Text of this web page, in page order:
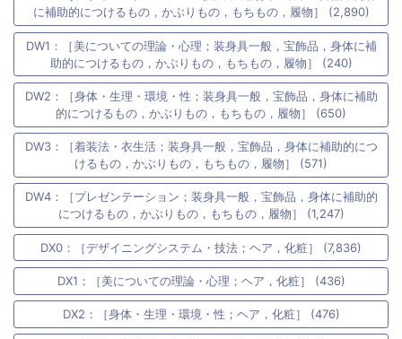
に補助的につけるもの，かぶりもの，もちもの，履物］ (2,890)
DW1：［美についての理論・心理；装身具一般，宝飾品，身体に補
助的につけるもの，かぶりもの，もちもの，履物］ (240)
DW2：［身体・生理・環境・性；装身具一般，宝飾品，身体に補助
的につけるもの，かぶりもの，もちもの，履物］ (650)
DW3：［着装法・衣生活；装身具一般，宝飾品，身体に補助的につ
けるもの，かぶりもの，もちもの，履物］ (571)
DW4：［プレゼンテーション；装身具一般，宝飾品，身体に補助的
につけるもの，かぶりもの，もちもの，履物］ (1,247)
DX0：［デザイニングシステム・技法；ヘア，化粧］ (7,836)
DX1：［美についての理論・心理；ヘア，化粧］ (436)
DX2：［身体・生理・環境・性；ヘア，化粧］ (476)